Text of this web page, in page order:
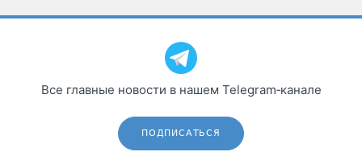
Все главные новости в нашем Telegram‑канале
ПОДПИСАТЬСЯ